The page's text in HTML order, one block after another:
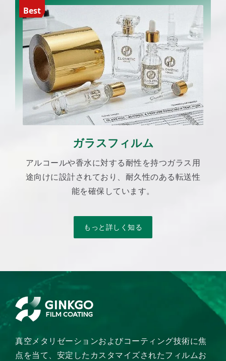
Best
ガラスフィルム
アルコールや香水に対する耐性を持つガラス用
途向けに設計されており、耐久性のある転送性
能を確保しています。
もっと詳しく知る
真空メタリゼーションおよびコーティング技術に焦
点を当て、安定したカスタマイズされたフィルムお